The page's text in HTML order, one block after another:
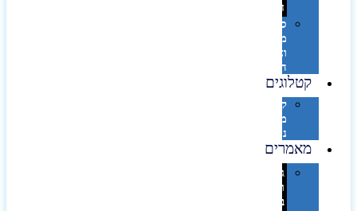
חוף
סביבת
מחשב
וציוד
היקפי
קטלוגים
קטלוג
מוצרי
נייר
מאמרים
גימורים
והשבחות
בדפוס